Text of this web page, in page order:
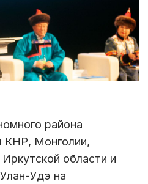
района
КНР, Монголии,
области и
Удэ на